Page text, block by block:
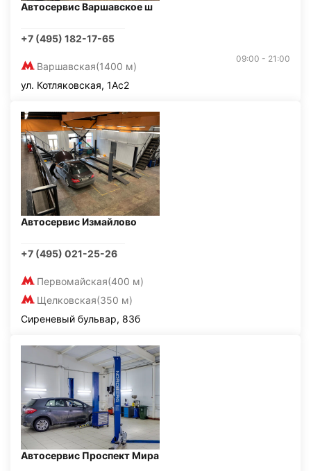
Автосервис Варшавское ш
+7 (495) 182-17-65
Варшавская(1400 м)
09:00 - 21:00
ул. Котляковская, 1Ас2
Автосервис Измайлово
+7 (495) 021-25-26
Первомайская(400 м)
Щелковская(350 м)
Сиреневый бульвар, 83б
Автосервис Проспект Мира